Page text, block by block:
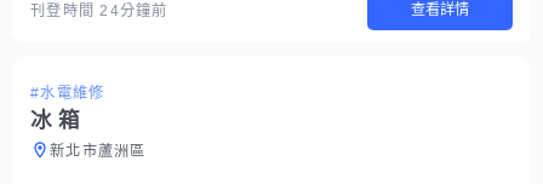
刊登時間24分鐘前 查看詳情
#水電維修
冰 箱
新北市蘆洲區